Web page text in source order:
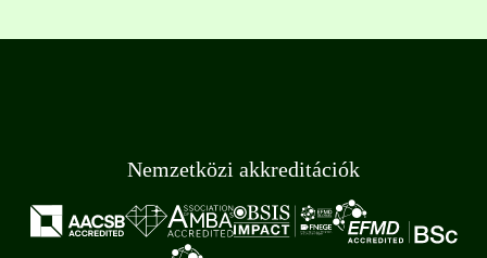
Nemzetközi akkreditációk